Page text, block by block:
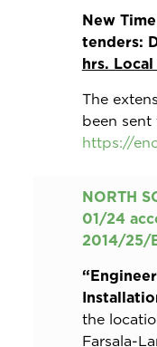
New
tenders:
hrs. Local
The
been sent
https://
NORTH
01/24
2014/25/
the
Farsala-